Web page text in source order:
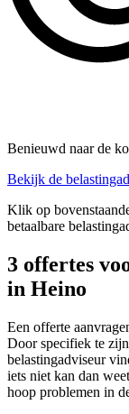
Benieuwd naar de
Bekijk de
Klik op
betaalbare
3 offertes
in Heino
Een offerte
Door specifiek te
belastingadviseur
iets niet kan dan
hoop problemen in